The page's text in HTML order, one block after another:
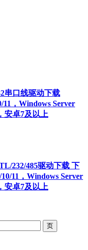
串口线驱动下载
，Windows Server
安卓7及以上
232/485驱动下载 下
11，Windows Server
安卓7及以上